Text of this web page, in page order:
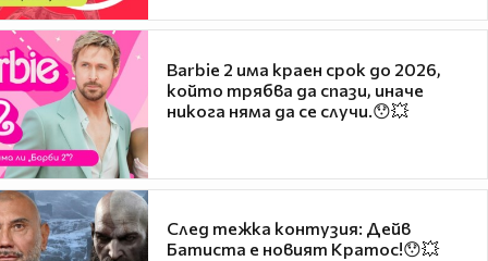
Barbie 2 има краен срок до 2026,
който трябва да спази, иначе
никога няма да се случи.😯💥
След тежка контузия: Дейв
Батиста е новият Кратос!😯💥